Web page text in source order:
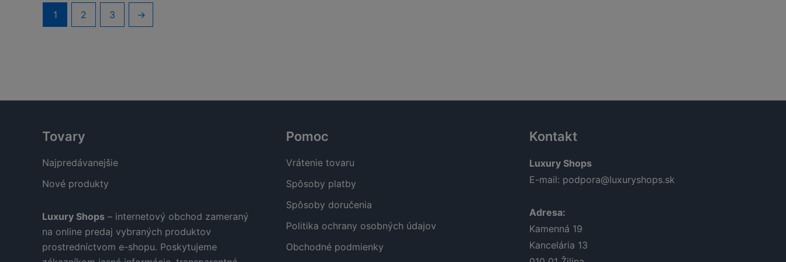
1 2 3 →
Tovary
Najpredávanejšie
Nové produkty
Luxury Shops – internetový obchod zameraný
na online predaj vybraných produktov
prostredníctvom e-shopu. Poskytujeme
Pomoc
Vrátenie tovaru
Spôsoby platby
Spôsoby doručenia
Politika ochrany osobných údajov
Obchodné podmienky
Kontakt
Luxury Shops
E-mail: podpora@luxuryshops.sk
Adresa:
Kamenná 19
Kancelária 13